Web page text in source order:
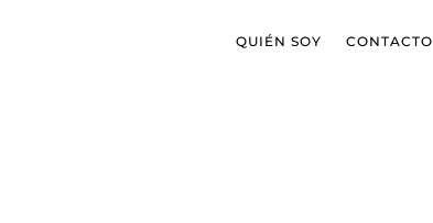
QUIÉN SOY CONTACTO